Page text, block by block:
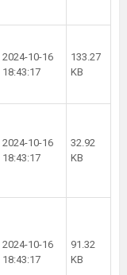
2024-10-16
18:43:17
133.27
KB
2024-10-16
18:43:17
32.92
KB
2024-10-16
18:43:17
91.32
KB